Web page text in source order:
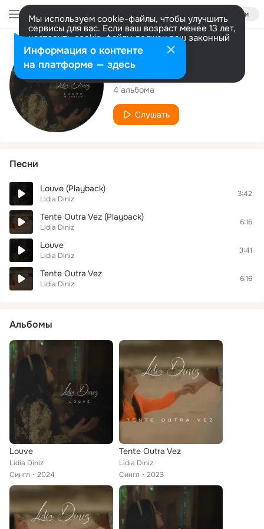
Войти
Мы используем cookie-файлы, чтобы улучшить
сервисы для вас. Если ваш возраст менее 13 лет,
настроить cookie-файлы должен ваш законный
представитель. Больше информации
Разрешить все Настроить
Исполнитель
Lidia Diniz
4 альбома
Слушать
Песни
Louve (Playback)
Lidia Diniz
3:42
Tente Outra Vez (Playback)
Lidia Diniz
6:16
Louve
Lidia Diniz
3:41
Tente Outra Vez
Lidia Diniz
6:16
Альбомы
Louve
Lidia Diniz
Сингл
2024
Tente Outra Vez
Lidia Diniz
Сингл
2023
Информация о контенте
на платформе — здесь